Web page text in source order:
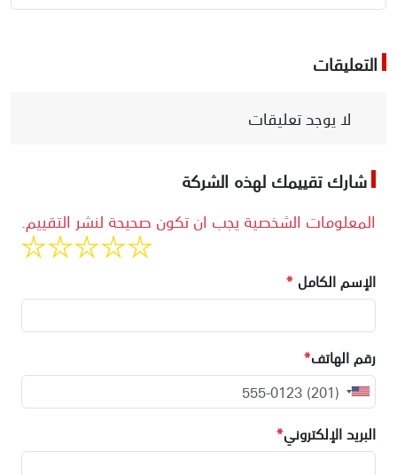
التعليقات
لا يوجد تعليقات
شارك تقييمك لهذه الشركة
المعلومات الشخصية يجب ان تكون صحيحة لنشر التقييم.
الإسم الكامل *
رقم الهاتف*
البريد الإلكتروني*